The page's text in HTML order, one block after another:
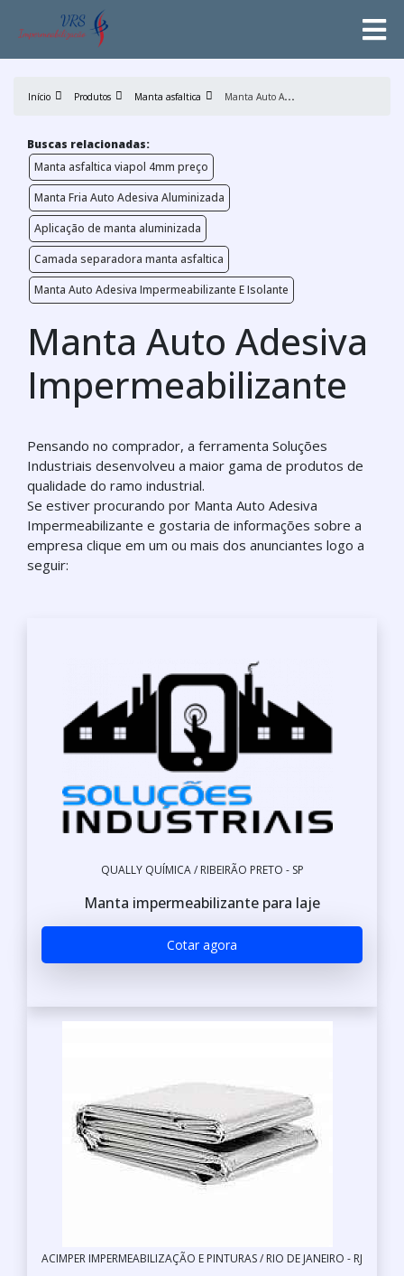
Início Produtos Manta asfaltica M
anta Auto Adesiva Impermeabilizante
Buscas relacionadas:
Manta asfaltica viapol 4mm preço
Manta Fria Auto Adesiva Aluminizada
Aplicação de manta aluminizada
Camada separadora manta asfaltica
Manta Auto Adesiva Impermeabilizante E Isolante
Manta Auto Adesiva
Impermeabilizante
Pensando no comprador, a ferramenta Soluções
Industriais desenvolveu a maior gama de produtos de
qualidade do ramo industrial.
Se estiver procurando por Manta Auto Adesiva
Impermeabilizante e gostaria de informações sobre a
empresa clique em um ou mais dos anunciantes logo a
seguir:
QUALLY QUÍMICA / RIBEIRÃO PRETO - SP
Manta impermeabilizante para laje
Cotar agora
ACIMPER IMPERMEABILIZAÇÃO E PINTURAS / RIO DE JANEIRO - RJ